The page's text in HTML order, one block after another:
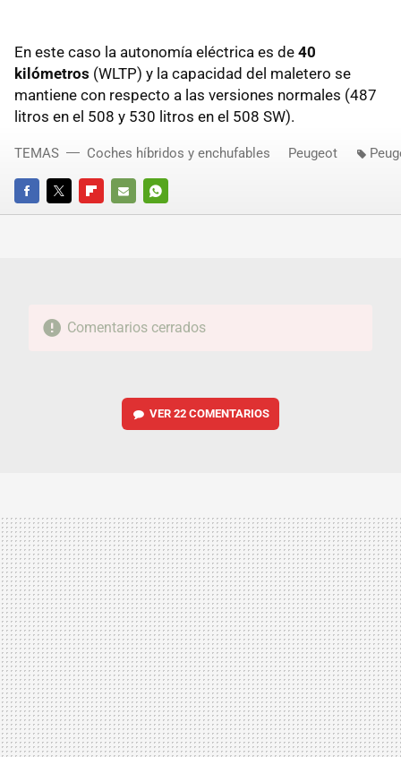
En este caso la autonomía eléctrica es de 40
kilómetros (WLTP) y la capacidad del maletero se
mantiene con respecto a las versiones normales (487
litros en el 508 y 530 litros en el 508 SW).
FACEBOOKTWITTERFLIPBOARD
E-
WHATSAPP
TEMAS Coches híbridos y enchufables Peugeot
Comentarios cerrados
VER 22 COMENTARIOS